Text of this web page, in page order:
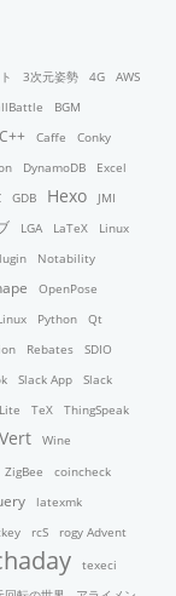
3次元姿勢 4G
AWS
BGM
C++ Caffe
Conky
DynamoDB
Excel
GDB Hexo
JMI
LGA LaTeX Linux
Notability
OpenPose
Python
Qt
Rebates
SDIO
Slack App
Slack
TeX
ThingSpeak
Vert Wine
ZigBee
coincheck
latexmk
rcS
rogy Advent
texeci